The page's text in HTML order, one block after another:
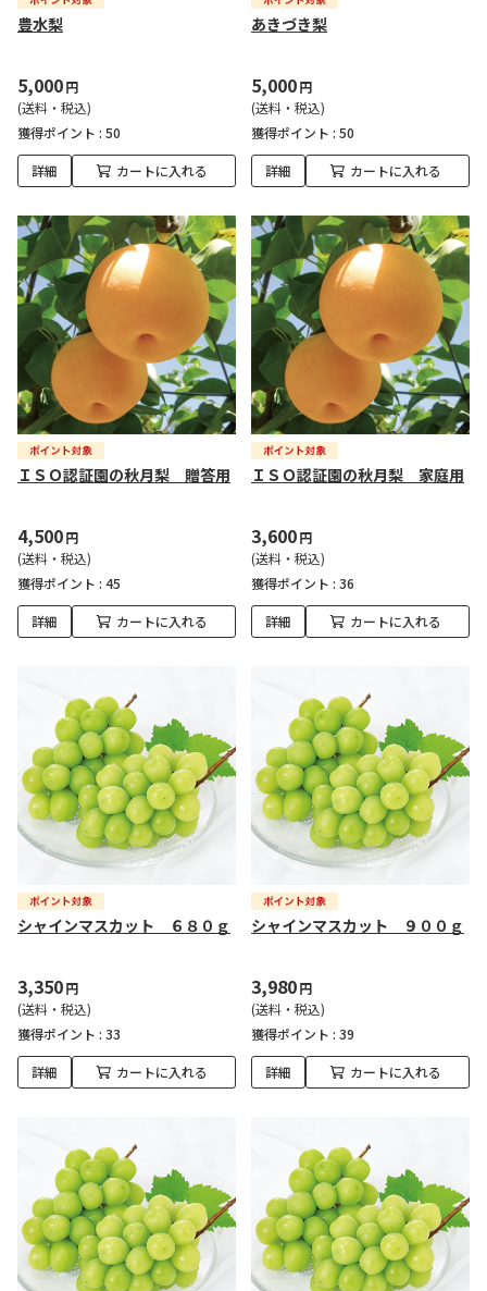
豊水梨
5,000円
(送料・税込)
獲得ポイント : 50
詳細 カートに入れる
あきづき梨
5,000円
(送料・税込)
獲得ポイント : 50
詳細 カートに入れる
ＩＳＯ認証園の秋月梨 贈答用
4,500円
(送料・税込)
獲得ポイント : 45
詳細 カートに入れる
ＩＳＯ認証園の秋月梨 家庭用
3,600円
(送料・税込)
獲得ポイント : 36
詳細 カートに入れる
シャインマスカット ６８０ｇ
3,350円
(送料・税込)
獲得ポイント : 33
詳細 カートに入れる
シャインマスカット ９００ｇ
3,980円
(送料・税込)
獲得ポイント : 39
詳細 カートに入れる